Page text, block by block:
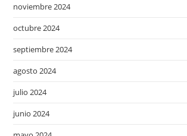
noviembre 2024
octubre 2024
septiembre 2024
agosto 2024
julio 2024
junio 2024